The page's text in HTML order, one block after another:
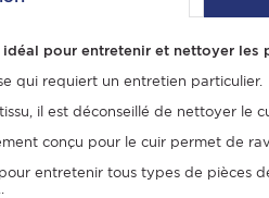
pour entretenir et nettoyer les
qui requiert un entretien particulier.
il est déconseillé de nettoyer le
conçu pour le cuir permet de
entretenir tous types de pièces